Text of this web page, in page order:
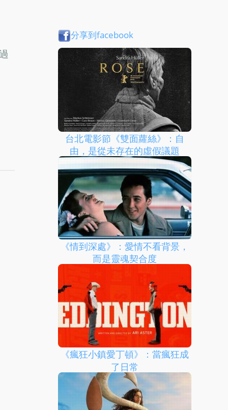
分享到facebook
台北電影節《雙面蘿絲》：自
由，是從未存在的虛假議題
《情到深處》：愛情不看背景，
而是靈魂契合度
《瘋狂小鎮愛丁頓》：當瘋狂成
了日常